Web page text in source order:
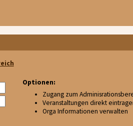
Optionen:
Zugang zum
Veranstaltungen direkt
Orga Informationen verwalten